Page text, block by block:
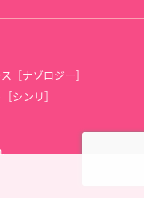
［ナゾロジー］
シンリ］